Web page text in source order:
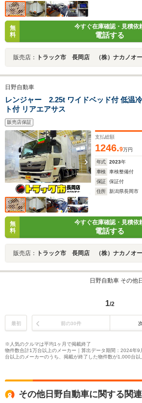
無
料
今すぐ在庫確認・見積依
電話する
販売店： トラック市 長岡店 （株）ナカノオ
日野自動車
レンジャー 2.25t ワイドベッド付 低温
ト付 リアエアサス
販売店保証
支払総額
1246.9万円
年式 2023年
車検
車検整備付
保証
保証付
住所
新潟県長岡市
無
料
今すぐ在庫確認・見積依
電話する
販売店： トラック市 長岡店 （株）ナカノオ
日野自動車 その他
1/2
最初 前の30件
※人気のクルマは平均1ヶ月で掲載終了
物件数合計1万台以上のメーカー｜算出データ期間：2024年
台以上のメーカーのうち、掲載が終了した物件数が1,000台以
その他日野自動車に関する関